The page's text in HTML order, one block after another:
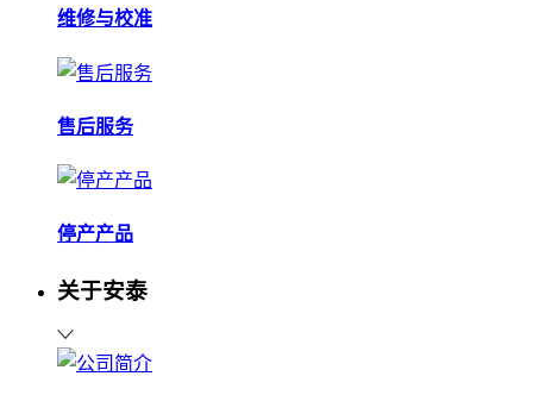
维修与校准
售后服务
停产产品
关于安泰